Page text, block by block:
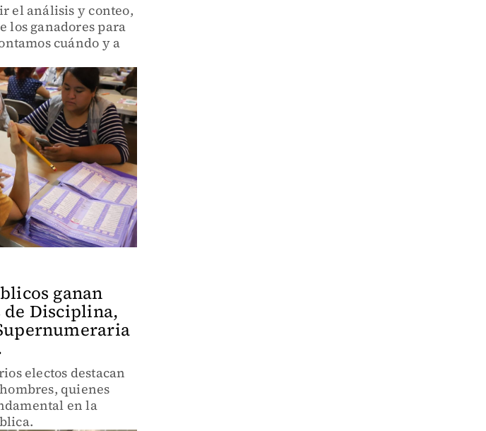
el análisis y conteo,
los ganadores para
cuándo y a
ganan
Disciplina,
electos destacan
quienes
en la